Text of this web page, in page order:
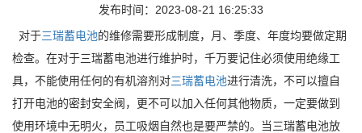
发布时间：2023-08-21 16:25:33
对于三瑞蓄电池的维修需要形成制度，月、季度、年度均要做定期
检查。在对于三瑞蓄电池进行维护时，千万要记住必须使用绝缘工
具，不能使用任何的有机溶剂对三瑞蓄电池进行清洗，不可以擅自
打开电池的密封安全阀，更不可以加入任何其他物质，一定要做到
使用环境中无明火，员工吸烟自然也是要严禁的。当三瑞蓄电池放